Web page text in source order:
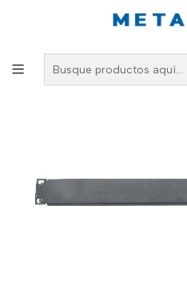
PRODUCTOS
Bandejas, Ordenadores y